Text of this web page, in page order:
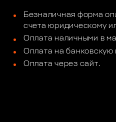
Безналичная форма
счета юридическому
Оплата наличными в
Оплата на банковскую
Оплата через сайт.